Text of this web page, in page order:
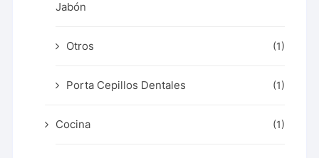
Jabón
Otros (1)
Porta Cepillos Dentales (1)
Cocina (1)